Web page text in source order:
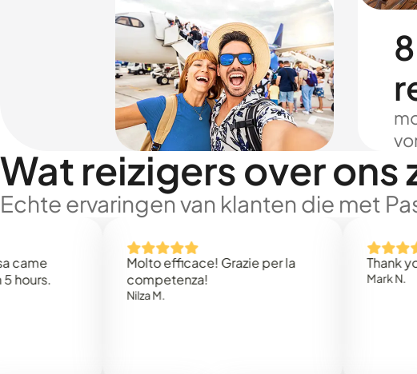
Wat reizigers over ons
Echte ervaringen van klanten die met
Molto efficace! Grazie per la
competenza!
Thank you